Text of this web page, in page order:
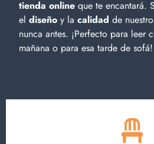
tienda online que te encantará.
el diseño y la calidad de
nunca antes. ¡Perfecto para leer
mañana o para esa tarde de sofá!